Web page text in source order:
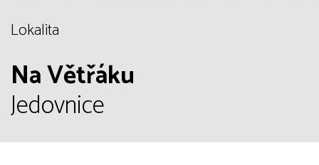
Lokalita
Na Větřáku
Jedovnice